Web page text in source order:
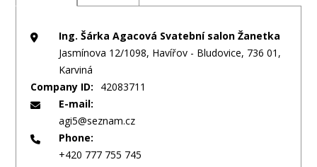
Ing. Šárka Agacová Svatební salon Žanetka
Jasmínova 12/1098, Havířov - Bludovice, 736 01,
Karviná
Company ID:
42083711
E-mail:
agi5@seznam.cz
Phone:
+420 777 755 745